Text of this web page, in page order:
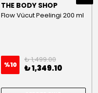
THE BODY SHOP
Flow Vücut Peelingi 200 ml
%10
₺ 1,499.00
₺ 1,349.10